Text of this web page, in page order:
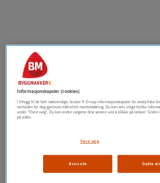
Informasjonskapsler (cookies)
I tillegg til de helt nødvendige, bruker K Group informasjonskapsler for analytiske
nettsiden for deg gjennom målrettet markedsføring. Du kan selv velge hvilke
under "Flere valg". Du kan endre valgene dine senere ved å klikke på lenken "Endre
på siden.
Flere valg
Avvis alle Godta